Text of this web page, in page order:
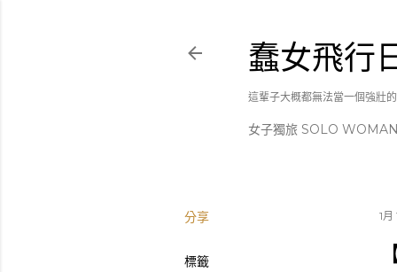
蠢女飛行
這輩子大概都無法當一個強壯
女子獨旅 SOLO
分享
標籤
1月